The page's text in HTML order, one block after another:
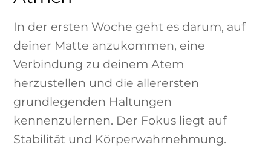
In der ersten Woche geht es darum, auf
deiner Matte anzukommen, eine
Verbindung zu deinem Atem
herzustellen und die allerersten
grundlegenden Haltungen
kennenzulernen. Der Fokus liegt auf
Stabilität und Körperwahrnehmung.